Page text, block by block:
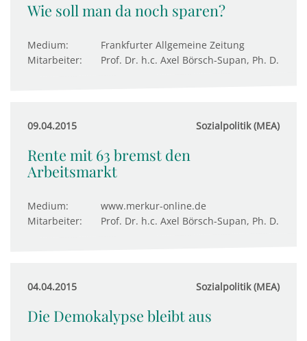
Wie soll man da noch sparen?
Medium:
Frankfurter Allgemeine Zeitung
Mitarbeiter:
Prof. Dr. h.c. Axel Börsch-Supan, Ph. D.
09.04.2015 Sozialpolitik (MEA)
Rente mit 63 bremst den
Arbeitsmarkt
Medium:
www.merkur-online.de
Mitarbeiter:
Prof. Dr. h.c. Axel Börsch-Supan, Ph. D.
04.04.2015 Sozialpolitik (MEA)
Die Demokalypse bleibt aus